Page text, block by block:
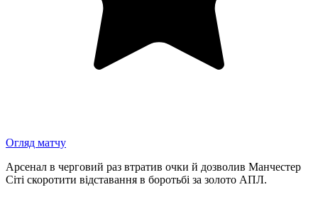
Огляд матчу
Арсенал в черговий раз втратив очки й дозволив Манчестер
Сіті скоротити відставання в боротьбі за золото АПЛ.